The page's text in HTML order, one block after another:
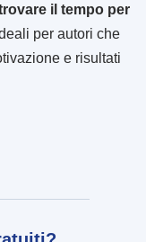
il tempo per
per autori che
e risultati